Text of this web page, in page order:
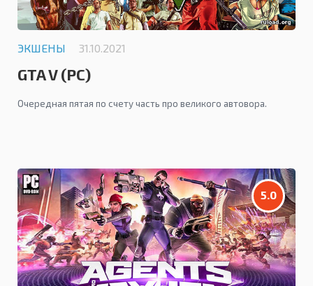
ЭКШЕНЫ 31.10.2021
GTA V (PC)
Очередная пятая по счету часть про великого автовора.
5.0